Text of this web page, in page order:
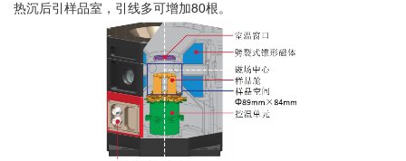
热沉后引样品室，引线多可增加80根。